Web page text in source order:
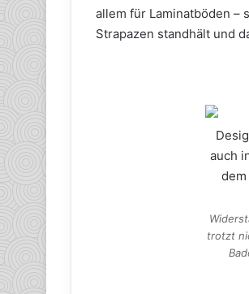
allem für Laminatböden –
Strapazen standhält und
trotzt